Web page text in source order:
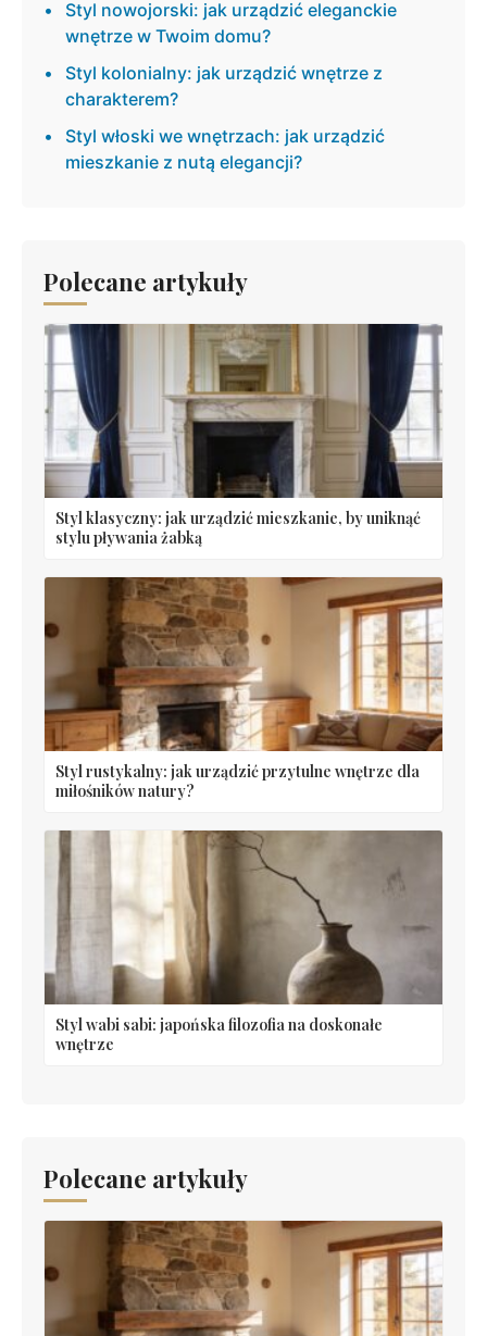
Styl nowojorski: jak urządzić eleganckie
wnętrze w Twoim domu?
Styl kolonialny: jak urządzić wnętrze z
charakterem?
Styl włoski we wnętrzach: jak urządzić
mieszkanie z nutą elegancji?
Polecane artykuły
Styl klasyczny: jak urządzić mieszkanie, by uniknąć
stylu pływania żabką
Styl rustykalny: jak urządzić przytulne wnętrze dla
miłośników natury?
Styl wabi sabi: japońska filozofia na doskonałe
wnętrze
Polecane artykuły